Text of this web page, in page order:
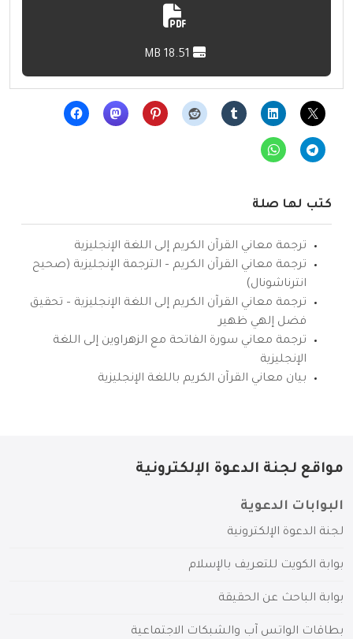
كتب لها صلة
ترجمة معاني القرآن الكريم إلى اللغة الإنجليزية
ترجمة معاني القرآن الكريم – الترجمة الإنجليزية (صحيح
انترناشونال)
ترجمة معاني القرآن الكريم إلى اللغة الإنجليزية – تحقيق
فضل إلهي ظهير
ترجمة معاني سورة الفاتحة مع الزهراوين إلى اللغة
الإنجليزية
بيان معاني القرآن الكريم باللغة الإنجليزية
مواقع لجنة الدعوة الإلكترونية
البوابات الدعوية
لجنة الدعوة الإلكترونية
بوابة الكويت للتعريف بالإسلام
بوابة الباحث عن الحقيقة
بطاقات الواتس آب والشبكات الاجتماعية